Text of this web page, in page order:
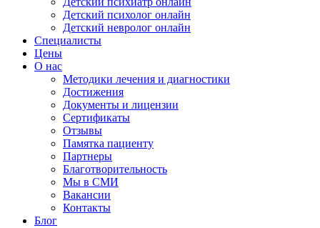
Детский психолог онлайн
Детский невролог онлайн
Специалисты
Цены
О нас
Методики лечения и диагностики
Достижения
Документы и лицензии
Сертификаты
Отзывы
Памятка пациенту
Партнеры
Благотворительность
Мы в СМИ
Вакансии
Контакты
Блог